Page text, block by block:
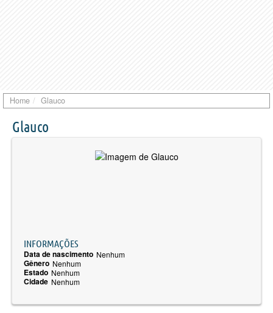
Home Glauco
Glauco
INFORMAÇÕES
Data de nascimento Nenhum
Gênero Nenhum
Estado Nenhum
Cidade Nenhum